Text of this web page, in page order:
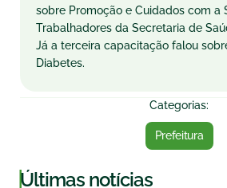
sobre Promoção e Cuidados com a
Trabalhadores da Secretaria de
Já a terceira capacitação falou
Diabetes.
Categorias:
Prefeitura
|Últimas notícias